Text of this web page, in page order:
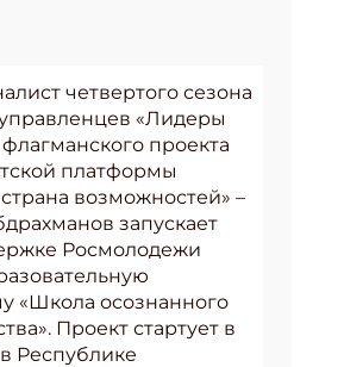
четвертого сезона
«Лидеры
проекта
платформы
возможностей» –
запускает
Росмолодежи
«Школа осознанного
Проект стартует в
Республике